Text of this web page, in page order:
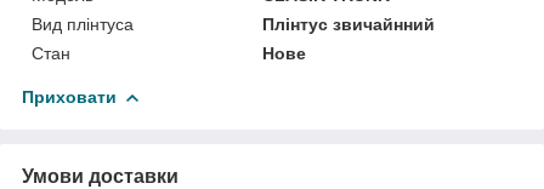
Вид плінтуса
Плінтус звичайнний
Стан
Нове
Приховати
Умови доставки